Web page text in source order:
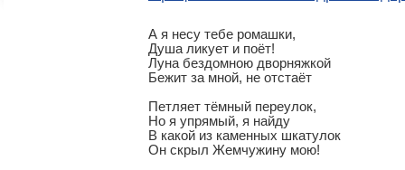
А я несу тебе ромашки,
Душа ликует и поёт!
Луна бездомною дворняжкой
Бежит за мной, не отстаёт
Петляет тёмный переулок,
Но я упрямый, я найду
В какой из каменных шкатулок
Он скрыл Жемчужину мою!